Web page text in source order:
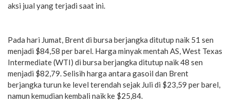
aksi jual yang terjadi saat ini.
Pada hari Jumat, Brent di bursa berjangka ditutup naik 51 sen
menjadi $84,58 per barel. Harga minyak mentah AS, West Texas
Intermediate (WTI) di bursa berjangka ditutup naik 48 sen
menjadi $82,79. Selisih harga antara gasoil dan Brent
berjangka turun ke level terendah sejak Juli di $23,59 per barel,
namun kemudian kembali naik ke $25,84.